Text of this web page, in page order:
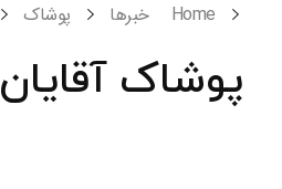
Home خبرها پوشاک
پوشاک آقایان